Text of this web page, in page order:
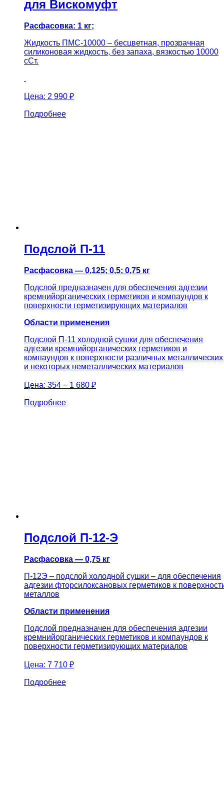
для Вискомуфт
Расфасовка: 1 кг;
Жидкость ПМС-10000 – бесцветная, прозрачная
силиконовая жидкость, без запаха, вязкостью 10000
сСт.
Цена: 2 990 ₽
Подробнее
Подслой П-11
Расфасовка — 0,125; 0,5; 0,75 кг
Подслой предназначен для обеспечения адгезии
кремнийорганических герметиков и компаундов к
поверхности герметизирующих материалов
Области применения
Подслой П-11 холодной сушки для обеспечения
адгезии кремнийорганических герметиков и
компаундов к поверхности различных металлических
и некоторых неметаллических материалов
Цена: 354 − 1 680 ₽
Подробнее
Подслой П-12-Э
Расфасовка — 0,75 кг
П-12Э – подслой холодной сушки – для обеспечения
адгезии фторсилоксановых герметиков к
металлов
Области применения
Подслой предназначен для обеспечения адгезии
кремнийорганических герметиков и компаундов к
поверхности герметизирующих материалов
Цена: 7 710 ₽
Подробнее